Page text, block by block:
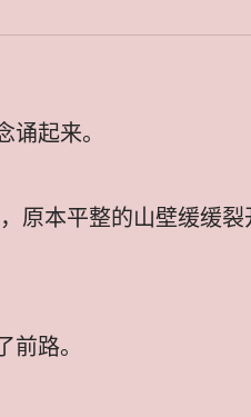
起来。
原本平整的山壁缓缓
路。